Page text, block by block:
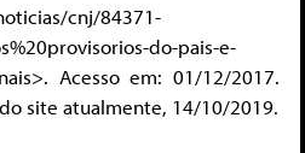
cnj/84371-
do-pais-e-
Acesso em: 01/12/2017.
site atualmente, 14/10/2019.